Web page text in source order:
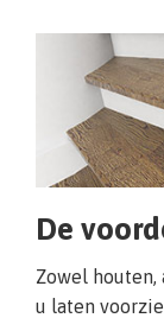
De
Zowel
u laten